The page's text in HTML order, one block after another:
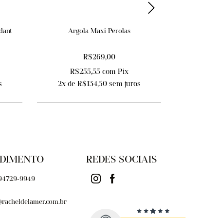
Argola Maxi Perolas
R$269,00
R$255,55 com Pix
2x de R$134,50sem juros
9949
REDES SOCIAIS